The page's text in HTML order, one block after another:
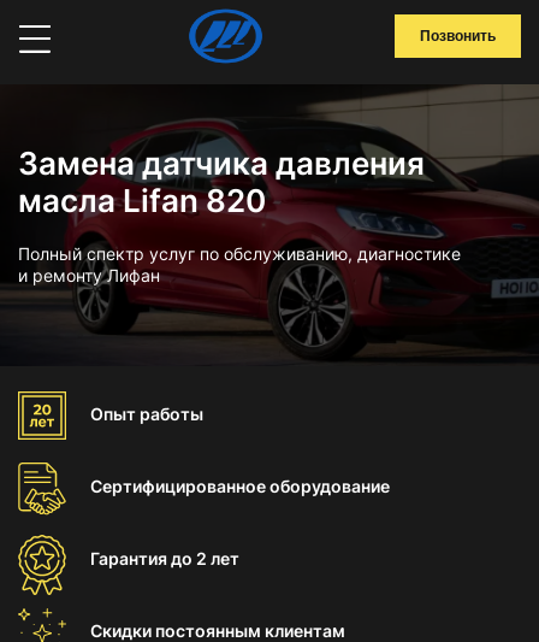
Позвонить
Замена датчика давления
масла Lifan 820
Полный спектр услуг по обслуживанию, диагностике
и ремонту Лифан
Опыт работы
Сертифицированноеоборудование
Гарантиядо 2 лет
Скидки постоянным клиентам